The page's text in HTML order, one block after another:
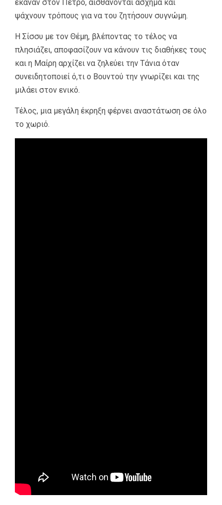
έκαναν στον Πέτρο, αισθάνονται άσχημα και
ψάχνουν τρόπους για να του ζητήσουν συγνώμη.
Η Σίσσυ με τον Θέμη, βλέποντας το τέλος να
πλησιάζει, αποφασίζουν να κάνουν τις διαθήκες τους
και η Μαίρη αρχίζει να ζηλεύει την Τάνια όταν
συνειδητοποιεί ό,τι ο Βουντού την γνωρίζει και της
μιλάει στον ενικό.
Τέλος, μια μεγάλη έκρηξη φέρνει αναστάτωση σε όλο
το χωριό.